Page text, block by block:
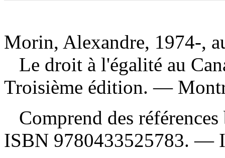
Morin, Alexandre, 1974-,
Le droit à l'égalité au
Troisième édition. —
Comprend des
ISBN 9780433525783. —